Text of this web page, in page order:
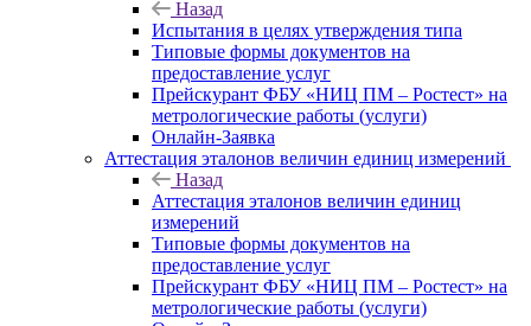
Назад
Испытания в целях утверждения типа
Типовые формы документов на
предоставление услуг
Прейскурант ФБУ «НИЦ ПМ – Ростест» на
метрологические работы (услуги)
Онлайн-Заявка
Аттестация эталонов величин единиц измерений
Назад
Аттестация эталонов величин единиц
измерений
Типовые формы документов на
предоставление услуг
Прейскурант ФБУ «НИЦ ПМ – Ростест» на
метрологические работы (услуги)